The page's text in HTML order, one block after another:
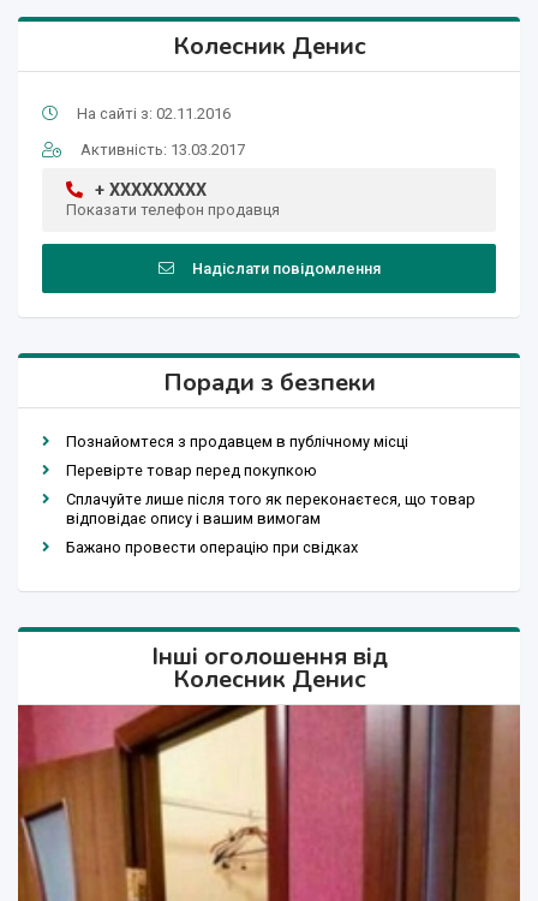
Колесник Денис
На сайті з: 02.11.2016
Активність: 13.03.2017
+ XXXXXXXXX
Показати телефон продавця
Надіслати повідомлення
Поради з безпеки
Познайомтеся з продавцем в публічному місці
Перевірте товар перед покупкою
Сплачуйте лише після того як переконаєтеся, що товар
відповідає опису і вашим вимогам
Бажано провести операцію при свідках
Інші оголошення від
Колесник Денис